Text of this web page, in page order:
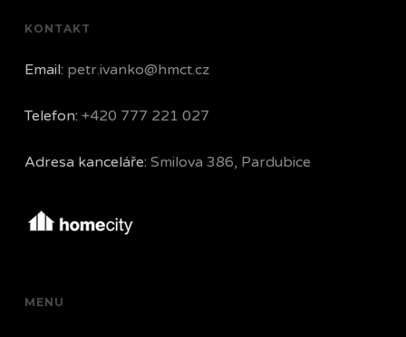
KONTAKT
Email: petr.ivanko@hmct.cz
Telefon: +420 777 221 027
Adresa kanceláře: Smilova 386, Pardubice
MENU